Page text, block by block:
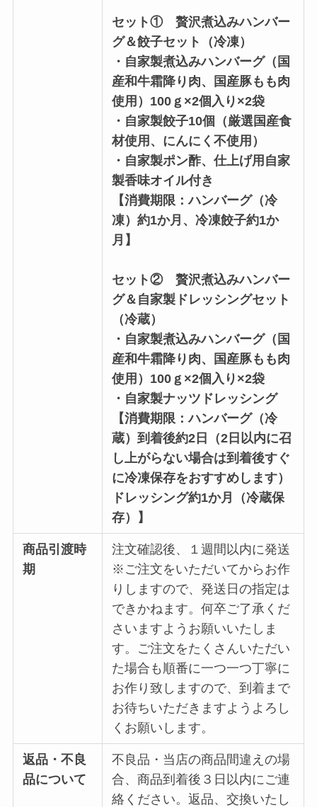
セット① 贅沢煮込みハンバー
グ＆餃子セット（冷凍）
・自家製煮込みハンバーグ（国
産和牛霜降り肉、国産豚もも肉
使用）100ｇ×2個入り×2袋
・自家製餃子10個（厳選国産食
材使用、にんにく不使用）
・自家製ポン酢、仕上げ用自家
製香味オイル付き
【消費期限：ハンバーグ（冷
凍）約1か月、冷凍餃子約1か
月】
セット② 贅沢煮込みハンバー
グ＆自家製ドレッシングセット
（冷蔵）
・自家製煮込みハンバーグ（国
産和牛霜降り肉、国産豚もも肉
使用）100ｇ×2個入り×2袋
・自家製ナッツドレッシング
【消費期限：ハンバーグ（冷
蔵）到着後約2日（2日以内に召
し上がらない場合は到着後すぐ
に冷凍保存をおすすめします）
ドレッシング約1か月（冷蔵保
存）】
商品引渡時
期
注文確認後、１週間以内に発送
※ご注文をいただいてからお作
りしますので、発送日の指定は
できかねます。何卒ご了承くだ
さいますようお願いいたしま
す。ご注文をたくさんいただい
た場合も順番に一つ一つ丁寧に
お作り致しますので、到着まで
お待ちいただきますようよろし
くお願いします。
返品・不良
品について
不良品・当店の商品間違えの場
合、商品到着後３日以内にご連
絡ください。返品、交換いたし